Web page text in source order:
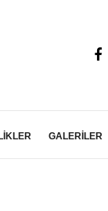
GALERİLER